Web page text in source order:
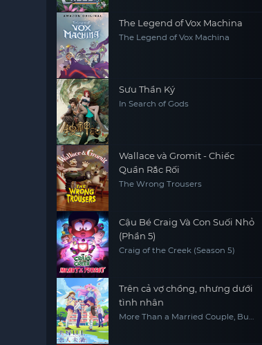
The Legend of Vox Machina
The Legend of Vox Machina
Sưu Thần Ký
In Search of Gods
Wallace và Gromit - Chiếc
Quần Rắc Rối
The Wrong Trousers
Cậu Bé Craig Và Con Suối Nhỏ
(Phần 5)
Craig of the Creek (Season 5)
Trên cả vợ chồng, nhưng dưới
tình nhân
More Than a Married Couple, But